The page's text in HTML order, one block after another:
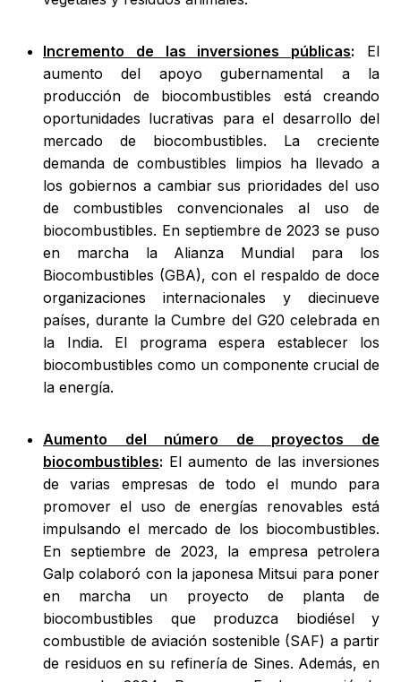
Incremento de las inversiones públicas: El
aumento del apoyo gubernamental a la
producción de biocombustibles está creando
oportunidades lucrativas para el desarrollo del
mercado de biocombustibles. La creciente
demanda de combustibles limpios ha llevado a
los gobiernos a cambiar sus prioridades del uso
de combustibles convencionales al uso de
biocombustibles. En septiembre de 2023 se puso
en marcha la Alianza Mundial para los
Biocombustibles (GBA), con el respaldo de doce
organizaciones internacionales y diecinueve
países, durante la Cumbre del G20 celebrada en
la India. El programa espera establecer los
biocombustibles como un componente crucial de
la energía.
Aumento del número de proyectos de
biocombustibles: El aumento de las inversiones
de varias empresas de todo el mundo para
promover el uso de energías renovables está
impulsando el mercado de los biocombustibles.
En septiembre de 2023, la empresa petrolera
Galp colaboró con la japonesa Mitsui para poner
en marcha un proyecto de planta de
biocombustibles que produzca biodiésel y
combustible de aviación sostenible (SAF) a partir
de residuos en su refinería de Sines. Además, en